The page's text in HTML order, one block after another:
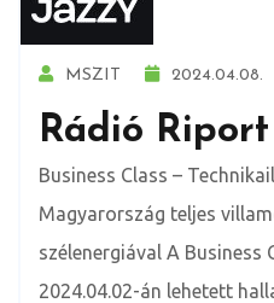
MSZIT 2024.04.08.
Rádió Riport
Business Class –
Magyarország teljes
szélenergiával A Business
2024.04.02-án lehetett